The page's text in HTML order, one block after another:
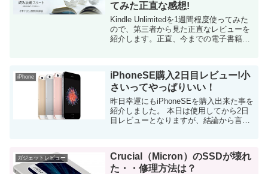
てみた正直な感想!
Kindle Unlimitedを1週間程度使ってみた
ので、第三者から見た正直なレビューを
紹介します。正直、今までの電子書籍サ
iPhone
iPhoneSE購入2日目レビュー!小
さいってやっぱりいい！
昨日幸運にもiPhoneSEを購入出来た事を
紹介しました。 本日は使用してから2日
目レビューとなりますが、結論から言う
ガジェットレビュー
Crucial（Micron）のSSDが壊れ
た・・修理方法は？